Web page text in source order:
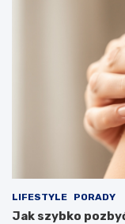
LIFESTYLE PORADY
Jak szybko